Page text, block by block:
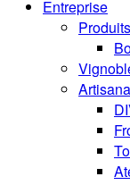
Entreprise
Produits